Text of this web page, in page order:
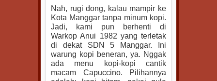
Nah, rugi dong, kalau mampir ke
Kota Manggar tanpa minum kopi.
Jadi, kami pun berhenti di
Warkop Anui 1982 yang terletak
di dekat SDN 5 Manggar. Ini
warung kopi beneran, ya. Nggak
ada menu kopi-kopi cantik
macam Capuccino. Pilihannya